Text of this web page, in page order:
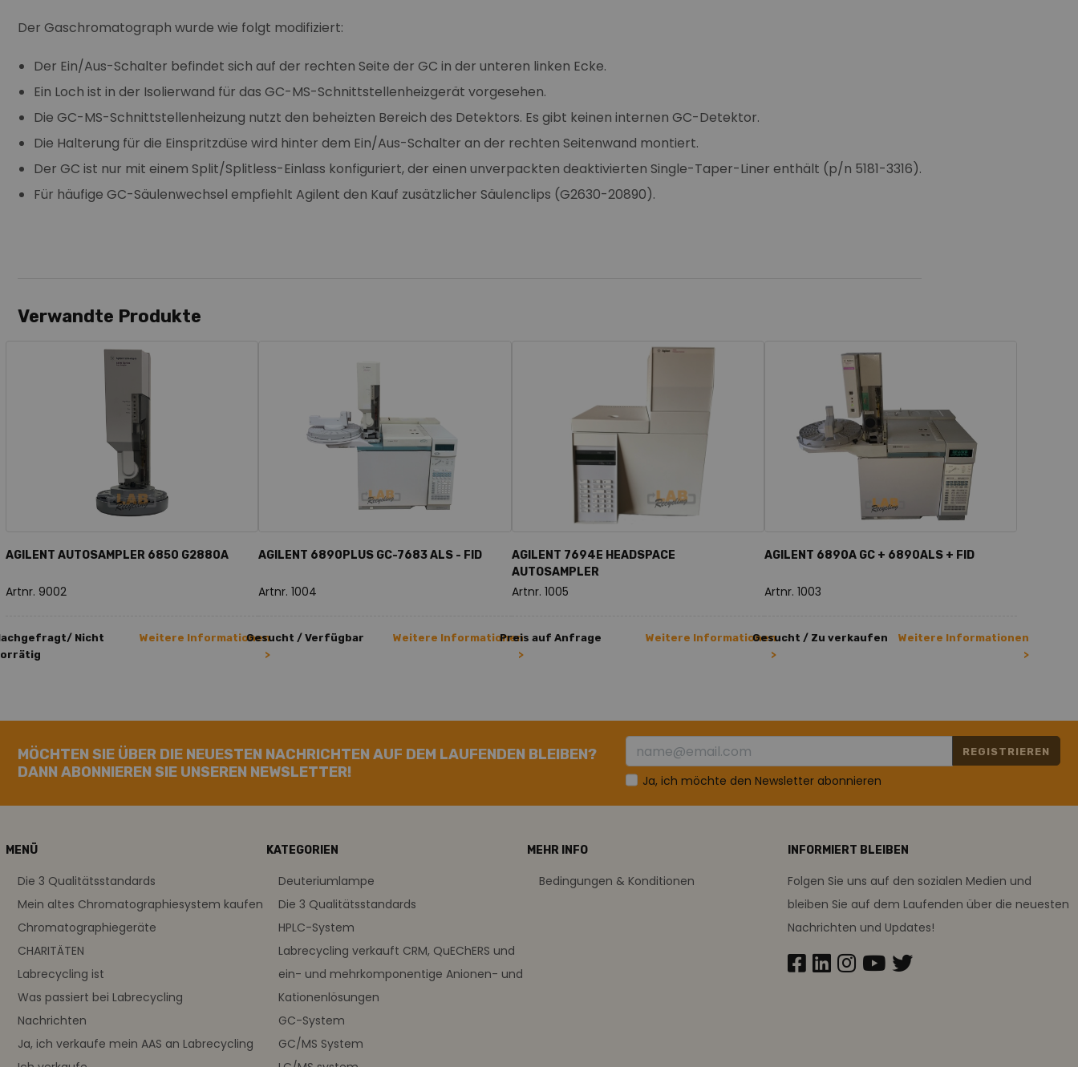
Der Gaschromatograph wurde wie folgt modifiziert:
Der Ein/Aus-Schalter befindet sich auf der rechten Seite der GC in der unteren linken Ecke.
Ein Loch ist in der Isolierwand für das GC-MS-Schnittstellenheizgerät vorgesehen.
Die GC-MS-Schnittstellenheizung nutzt den beheizten Bereich des Detektors. Es gibt keinen internen GC-Detektor.
Die Halterung für die Einspritzdüse wird hinter dem Ein/Aus-Schalter an der rechten Seitenwand montiert.
Der GC ist nur mit einem Split/Splitless-Einlass konfiguriert, der einen unverpackten deaktivierten Single-Taper-Liner enthält (p/n 5181-3316).
Für häufige GC-Säulenwechsel empfiehlt Agilent den Kauf zusätzlicher Säulenclips (G2630-20890).
Verwandte Produkte
AGILENT AUTOSAMPLER 6850 G2880A
Artnr. 9002
Nicht
Weitere Informationen
>
AGILENT 6890PLUS GC-7683 ALS - FID
Artnr. 1004
Gesucht / Verfügbar
Weitere Informationen
>
AGILENT 7694E HEADSPACE
AUTOSAMPLER
Artnr. 1005
Preis auf Anfrage
Weitere Informationen
>
AGILENT 6890A GC + 6890ALS + FID
Artnr. 1003
Gesucht / Zu verkaufen
Weitere Informationen
>
MÖCHTEN SIE ÜBER DIE NEUESTEN NACHRICHTEN AUF DEM LAUFENDEN BLEIBEN?
DANN ABONNIEREN SIE UNSEREN NEWSLETTER!
REGISTRIEREN
Ja, ich möchte den Newsletter abonnieren
MENÜ
Die 3 Qualitätsstandards
Mein altes Chromatographiesystem kaufen
Chromatographiegeräte
CHARITÄTEN
Labrecycling ist
Was passiert bei Labrecycling
Nachrichten
Ja, ich verkaufe mein AAS an Labrecycling
KATEGORIEN
Deuteriumlampe
Die 3 Qualitätsstandards
HPLC-System
Labrecycling verkauft CRM, QuEChERS und
ein- und mehrkomponentige Anionen- und
Kationenlösungen
GC-System
GC/MS System
MEHR INFO
Bedingungen & Konditionen
INFORMIERT BLEIBEN
Folgen Sie uns auf den sozialen Medien und
bleiben Sie auf dem Laufenden über die neuesten
Nachrichten und Updates!